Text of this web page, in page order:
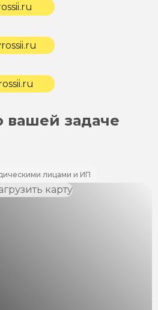
вашей задаче
лицами и ИП
карту